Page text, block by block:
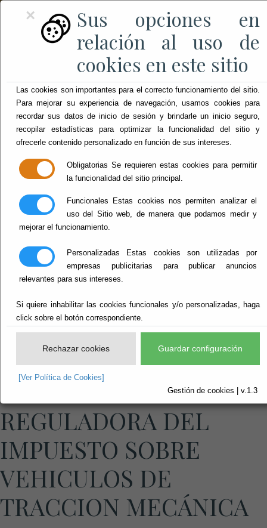
×
Sus opciones en
relación al uso de
cookies en este sitio
Las cookies son importantes para el correcto funcionamiento del sitio.
Para mejorar su experiencia de navegación, usamos cookies para
recordar sus datos de inicio de sesión y brindarle un inicio seguro,
recopilar estadísticas para optimizar la funcionalidad del sitio y
ofrecerle contenido personalizado en función de sus intereses.
Obligatorias Se requieren estas cookies para permitir
la funcionalidad del sitio principal.
Funcionales Estas cookies nos permiten analizar el
uso del Sitio web, de manera que podamos medir y
mejorar el funcionamiento.
Personalizadas Estas cookies son utilizadas por
empresas publicitarias para publicar anuncios
relevantes para sus intereses.
Si quiere inhabilitar las cookies funcionales y/o personalizadas, haga
click sobre el botón correspondiente.
Rechazar cookies Guardar configuración
[Ver Política de Cookies]
Gestión de cookies | v.1.3
ORDENANZA FISCAL
REGULADORA DEL
IMPUESTO SOBRE
VEHICULOS DE
TRACCION MECÁNICA